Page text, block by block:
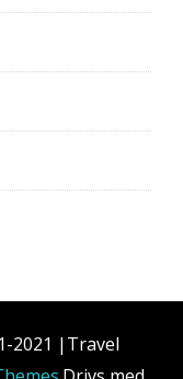
2021 | Travel